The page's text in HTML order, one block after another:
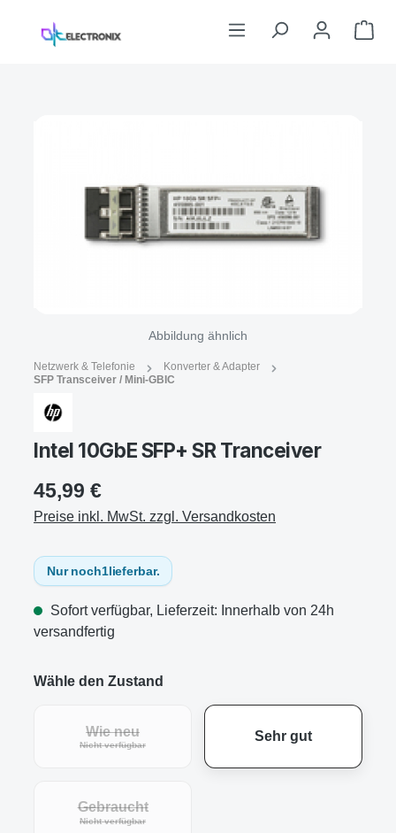
Zum Hauptinhalt springen
Abbildung ähnlich
Netzwerk & Telefonie
Konverter & Adapter
SFP Transceiver / Mini-GBIC
Intel 10GbE SFP+ SR Tranceiver
45,99 €
Preise inkl. MwSt. zzgl. Versandkosten
Nur noch1lieferbar.
Sofort verfügbar, Lieferzeit: Innerhalb von 24h
versandfertig
Wähle den Zustand
Wie neu
Nicht verfügbar
Sehr gut
Gebraucht
Nicht verfügbar